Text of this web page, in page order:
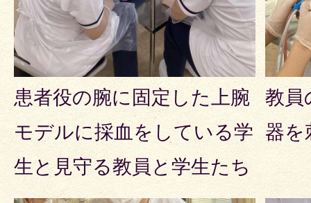
患者役の腕に固定した上腕
モデルに採血をしている学
生と見守る教員と学生たち
教員
器を